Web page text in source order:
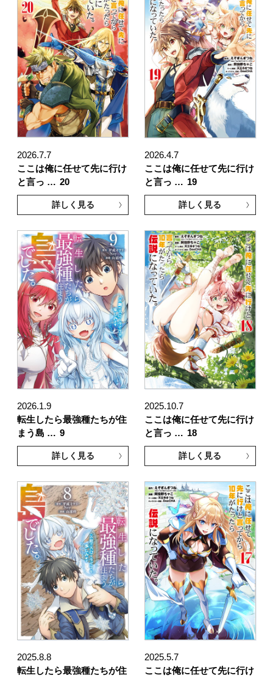
2026.7.7
ここは俺に任せて先に行け
と言っ … 20
詳しく見る
2026.4.7
ここは俺に任せて先に行け
と言っ … 19
詳しく見る
2026.1.9
転生したら最強種たちが住
まう島 … 9
詳しく見る
2025.10.7
ここは俺に任せて先に行け
と言っ … 18
詳しく見る
2025.8.8
転生したら最強種たちが住
2025.5.7
ここは俺に任せて先に行け